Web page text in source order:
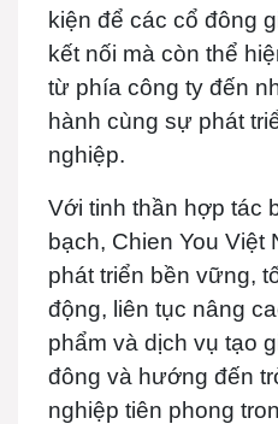
kiện để các cổ đông
kết nối mà còn thể
từ phía công ty đến
hành cùng sự phát
nghiệp.
Với tinh thần hợp tác
bạch, Chien You Việt
phát triển bền vững,
động, liên tục nâng
phẩm và dịch vụ tạo
đông và hướng đến
nghiệp tiên phong